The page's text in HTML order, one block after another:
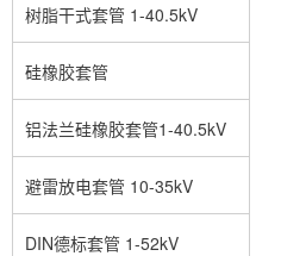
树脂干式套管 1-40.5kV
硅橡胶套管
铝法兰硅橡胶套管1-40.5kV
避雷放电套管 10-35kV
DIN德标套管 1-52kV